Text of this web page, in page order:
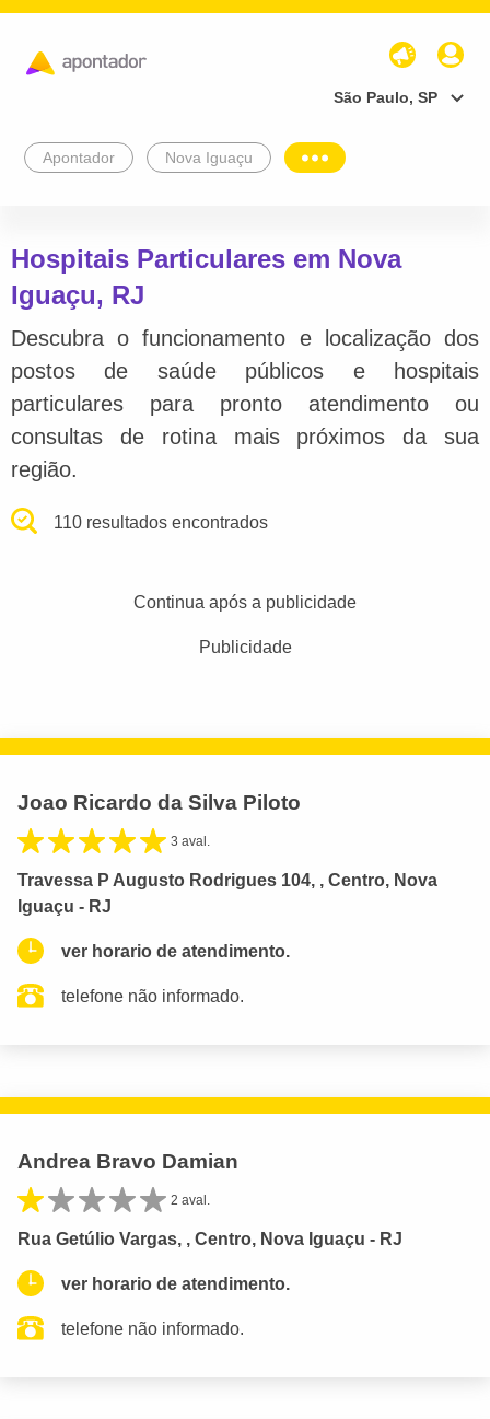
São Paulo, SP
Apontador Nova Iguaçu
Hospitais Particulares em Nova
Iguaçu, RJ
Descubra o funcionamento e localização dos
postos de saúde públicos e hospitais
particulares para pronto atendimento ou
consultas de rotina mais próximos da sua
região.
110 resultados encontrados
Continua após a publicidade
Publicidade
Joao Ricardo da Silva Piloto
3 aval.
Travessa P Augusto Rodrigues 104, , Centro, Nova
Iguaçu - RJ
ver horario de atendimento.
telefone não informado.
Andrea Bravo Damian
2 aval.
Rua Getúlio Vargas, , Centro, Nova Iguaçu - RJ
ver horario de atendimento.
telefone não informado.